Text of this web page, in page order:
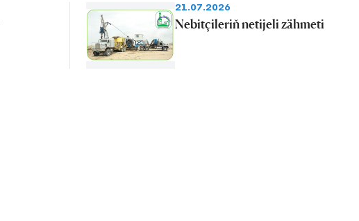
21.07.2026
Nebitçileriň netijeli zähmeti